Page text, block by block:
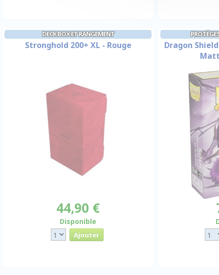
DECK BOX ET RANGEMENT
Stronghold 200+ XL - Rouge
44,90 €
Disponible
Dragon